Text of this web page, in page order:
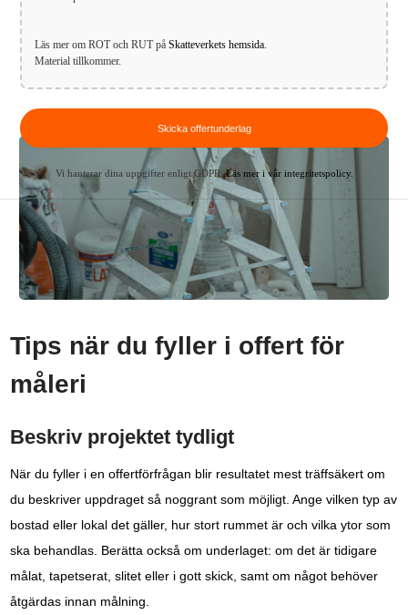
Läs mer om ROT och RUT påSkatteverkets hemsida.
Material tillkommer.
Vi hanterar dina uppgifter enligt GDPR.Läs mer i vår integritetspolicy.
Tips när du fyller i offert för
måleri
Beskriv projektet tydligt
När du fyller i en offertförfrågan blir resultatet mest träffsäkert om
du beskriver uppdraget så noggrant som möjligt. Ange vilken typ av
bostad eller lokal det gäller, hur stort rummet är och vilka ytor som
ska behandlas. Berätta också om underlaget: om det är tidigare
målat, tapetserat, slitet eller i gott skick, samt om något behöver
åtgärdas innan målning.